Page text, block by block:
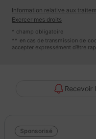
- Régulateur limiteur de
- Assistance au freinage
- Vitres AR surteintées
- Ceinture centrale arrière 3
- Airbag passager
- Ceintures de sécurité AV
- Airbags frontaux
Information relative aux
Exercer mes droits
* champ obligatoire
** en cas de transmission de
accepter expressément d’être
Recevoir
Sponsorisé